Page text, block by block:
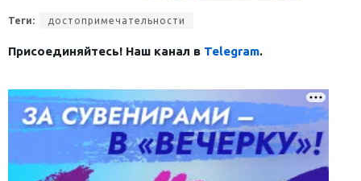
Теги: достопримечательности
Присоединяйтесь! Наш канал в Telegram.